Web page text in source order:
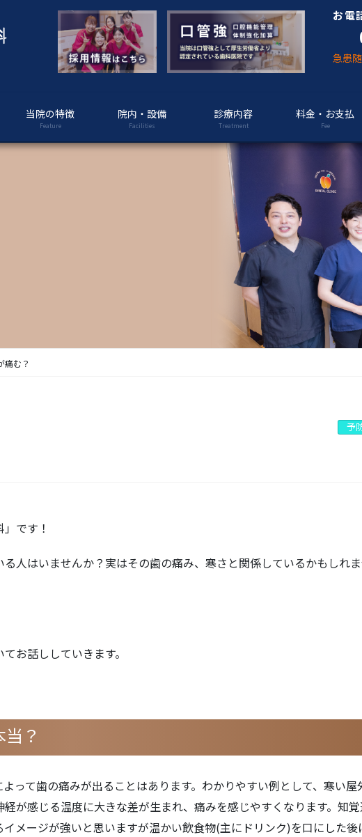
お電
急患
当院の特徴
Feature
院内・設備
Facilities
診療内容
Treatment
料金・お支払
Fee
痛む？
予
です！
人はいませんか？実はその歯の痛み、寒さと関係しているかもしれ
お話ししていきます。
？
って歯の痛みが出ることはあります。わかりやすい例として、寒い屋
が感じる温度に大きな差が生まれ、痛みを感じやすくなります。知
メージが強いと思いますが温かい飲食物(主にドリンク)を口にした後